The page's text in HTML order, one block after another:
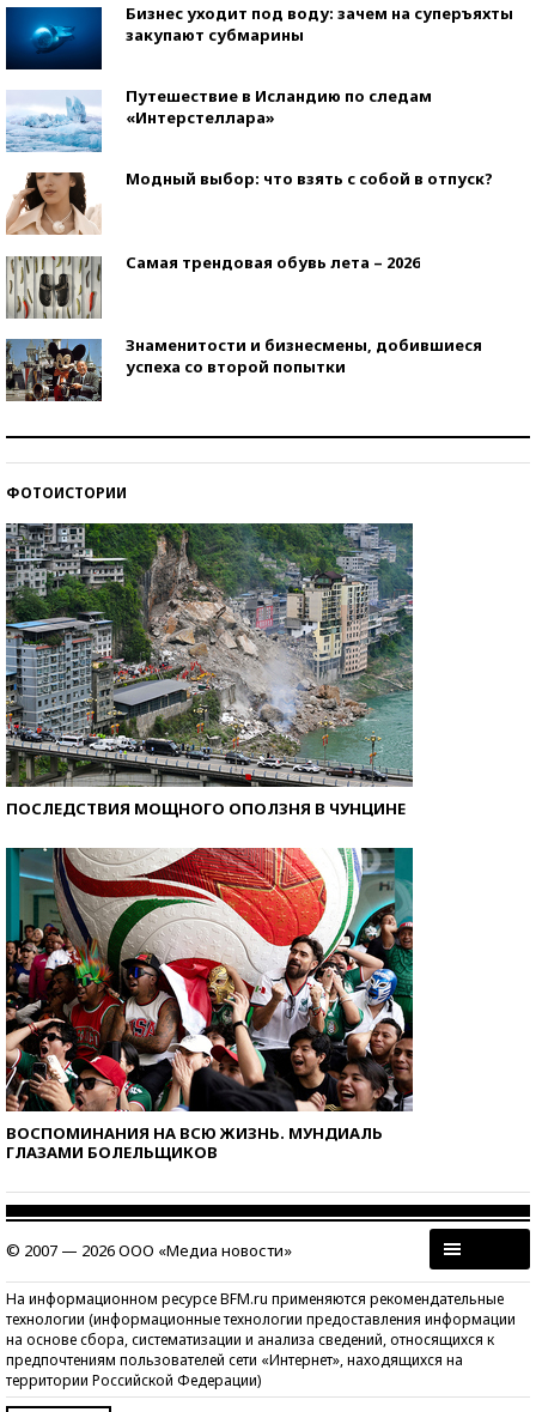
Бизнес уходит под воду: зачем на суперъяхты
закупают субмарины
Путешествие в Исландию по следам
«Интерстеллара»
Модный выбор: что взять с собой в отпуск?
Самая трендовая обувь лета – 2026
Знаменитости и бизнесмены, добившиеся
успеха со второй попытки
ФОТОИСТОРИИ
ПОСЛЕДСТВИЯ МОЩНОГО ОПОЛЗНЯ В ЧУНЦИНЕ
ВОСПОМИНАНИЯ НА ВСЮ ЖИЗНЬ. МУНДИАЛЬ
ГЛАЗАМИ БОЛЕЛЬЩИКОВ
© 2007 — 2026 ООО «Медиа новости»
На информационном ресурсе BFM.ru применяются рекомендательные
технологии (информационные технологии предоставления информации
на основе сбора, систематизации и анализа сведений, относящихся к
предпочтениям пользователей сети «Интернет», находящихся на
территории Российской Федерации)